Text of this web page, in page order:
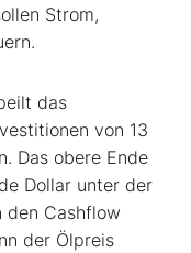
Strom,
das
von 13
Das obere Ende
Dollar unter der
den Cashflow
der Ölpreis